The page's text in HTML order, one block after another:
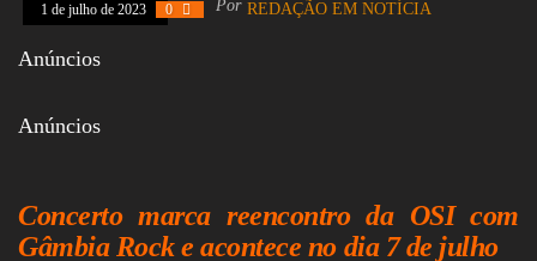
Assembleia
Cervejas, Comida,
Emprego,
1 de julho de 2023 0 Por REDAÇÃO EM NOTÍCIA
Anúncios
Anúncios
Concerto marca reencontro da OSI com
Gâmbia Rock e acontece no dia 7 de julho